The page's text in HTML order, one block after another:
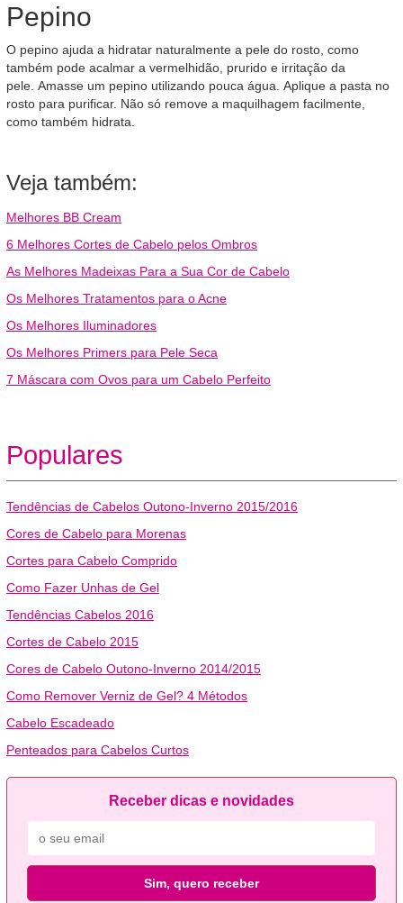
Pepino
O pepino ajuda a hidratar naturalmente a pele do rosto, como
também pode acalmar a vermelhidão, prurido e irritação da
pele. Amasse um pepino utilizando pouca água. Aplique a pasta no
rosto para purificar. Não só remove a maquilhagem facilmente,
como também hidrata.
Veja também:
Melhores BB Cream
6 Melhores Cortes de Cabelo pelos Ombros
As Melhores Madeixas Para a Sua Cor de Cabelo
Os Melhores Tratamentos para o Acne
Os Melhores Iluminadores
Os Melhores Primers para Pele Seca
7 Máscara com Ovos para um Cabelo Perfeito
Populares
Tendências de Cabelos Outono-Inverno 2015/2016
Cores de Cabelo para Morenas
Cortes para Cabelo Comprido
Como Fazer Unhas de Gel
Tendências Cabelos 2016
Cortes de Cabelo 2015
Cores de Cabelo Outono-Inverno 2014/2015
Como Remover Verniz de Gel? 4 Métodos
Cabelo Escadeado
Penteados para Cabelos Curtos
Receber dicas e novidades
Sim, quero receber